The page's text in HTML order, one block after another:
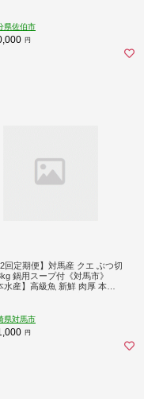
商事ライフサイエンス (株)】
県佐伯市
円
回定期便】対馬産 クエ ぶつ切
鍋用スープ付《対馬市》
水産】高級魚 新鮮 肉厚 本格
県対馬市
円